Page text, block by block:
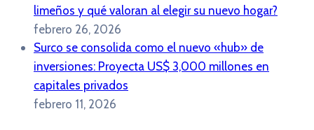
limeños y qué valoran al elegir su nuevo hogar?
febrero 26, 2026
Surco se consolida como el nuevo «hub» de
inversiones: Proyecta US$ 3,000 millones en
capitales privados
febrero 11, 2026